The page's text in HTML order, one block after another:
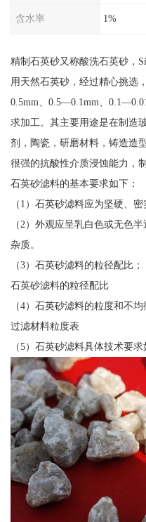
含水率 1%
精制石英砂又称酸洗石英砂，
用天然石英砂，经过精心挑选
0.5mm、0.5—0.1mm、
求加工。其主要用途是在制造
剂，陶瓷，研磨材料，铸造造
很强的抗酸性介质浸蚀能力，
石英砂滤料的基本要求如下：
（1）石英砂滤料应为坚硬、密
（2）外观应呈乳白色或无色
杂质。
（3）石英砂滤料的粒径配比；
石英砂滤料的粒径配比
（4）石英砂滤料的粒度和不均
过滤材料粒度表
（5）石英砂滤料具体技术要求